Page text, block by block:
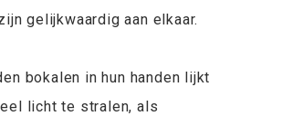
gelijkwaardig aan elkaar.
bokalen in hun handen lijkt
licht te stralen, als